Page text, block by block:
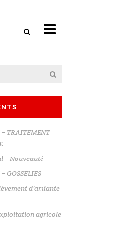
– TRAITEMENT
– Nouveauté
GOSSELIES
d’amiante
agricole